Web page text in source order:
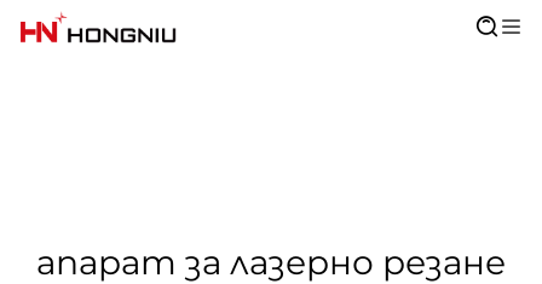
апарат за лазерно резане